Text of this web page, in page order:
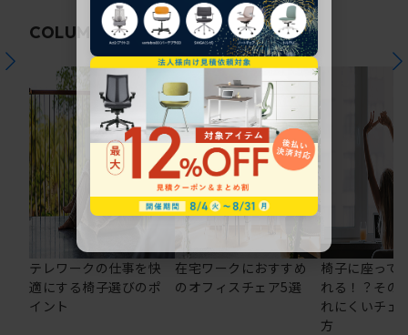
COLUMN関連コラム
テレワークの仕事を快
適にする椅子選びのポ
イント
在宅ワークにおすすめ
のオフィスチェア5選
椅子に座って
れる！？その
れにくいチェ
方